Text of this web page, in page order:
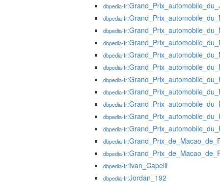
dbpedia-fr
dbpedia-fr
dbpedia-fr
dbpedia-fr
dbpedia-fr
dbpedia-fr
dbpedia-fr
dbpedia-fr
dbpedia-fr
dbpedia-fr
dbpedia-fr
dbpedia-fr
dbpedia-fr
dbpedia-fr:Ivan_Capelli
dbpedia-fr:Jordan_192